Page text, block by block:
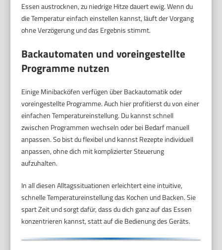
Essen austrocknen, zu niedrige Hitze dauert ewig. Wenn du
die Temperatur einfach einstellen kannst, läuft der Vorgang
ohne Verzögerung und das Ergebnis stimmt.
Backautomaten und voreingestellte
Programme nutzen
Einige Minibacköfen verfügen über Backautomatik oder
voreingestellte Programme. Auch hier profitierst du von einer
einfachen Temperatureinstellung. Du kannst schnell
zwischen Programmen wechseln oder bei Bedarf manuell
anpassen. So bist du flexibel und kannst Rezepte individuell
anpassen, ohne dich mit komplizierter Steuerung
aufzuhalten.
In all diesen Alltagssituationen erleichtert eine intuitive,
schnelle Temperatureinstellung das Kochen und Backen. Sie
spart Zeit und sorgt dafür, dass du dich ganz auf das Essen
konzentrieren kannst, statt auf die Bedienung des Geräts.